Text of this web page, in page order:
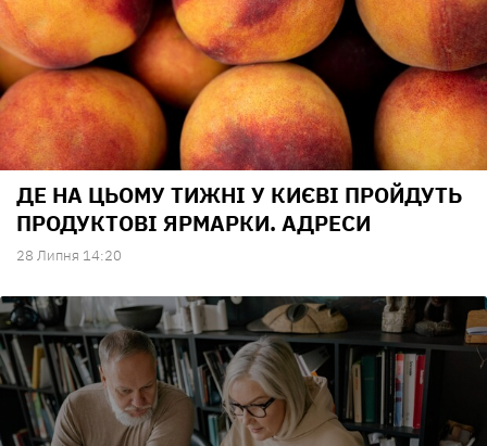
ДЕ НА ЦЬОМУ ТИЖНІ У КИЄВІ ПРОЙДУТЬ
ПРОДУКТОВІ ЯРМАРКИ. АДРЕСИ
28 Липня 14:20